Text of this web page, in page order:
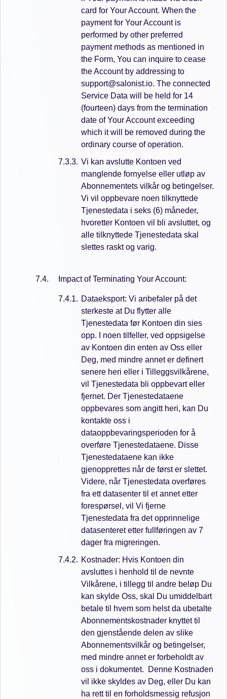
card for Your Account. When the
payment for Your Account is
performed by other preferred
payment methods as mentioned in
the Form, You can inquire to cease
the Account by addressing to
support@salonist.io. The connected
Service Data will be held for 14
(fourteen) days from the termination
date of Your Account exceeding
which it will be removed during the
ordinary course of operation.
Vi kan avslutte Kontoen ved
manglende fornyelse eller utløp av
Abonnementets vilkår og betingelser.
Vi vil oppbevare noen tilknyttede
Tjenestedata i seks (6) måneder,
hvoretter Kontoen vil bli avsluttet, og
alle tilknyttede Tjenestedata skal
slettes raskt og varig.
Impact of Terminating Your Account:
Dataeksport: Vi anbefaler på det
sterkeste at Du flytter alle
Tjenestedata før Kontoen din sies
opp. I noen tilfeller, ved oppsigelse
av Kontoen din enten av Oss eller
Deg, med mindre annet er definert
senere heri eller i Tilleggsvilkårene,
vil Tjenestedata bli oppbevart eller
fjernet. Der Tjenestedataene
oppbevares som angitt heri, kan Du
kontakte oss i
dataoppbevaringsperioden for å
overføre Tjenestedataene. Disse
Tjenestedataene kan ikke
gjenopprettes når de først er slettet.
Videre, når Tjenestedata overføres
fra ett datasenter til et annet etter
forespørsel, vil Vi fjerne
Tjenestedata fra det opprinnelige
datasenteret etter fullføringen av 7
dager fra migreringen.
Kostnader: Hvis Kontoen din
avsluttes i henhold til de nevnte
Vilkårene, i tillegg til andre beløp Du
kan skylde Oss, skal Du umiddelbart
betale til hvem som helst da ubetalte
Abonnementskostnader knyttet til
den gjenstående delen av slike
Abonnementsvilkår og betingelser,
med mindre annet er forbeholdt av
oss i dokumentet. Denne Kostnaden
vil ikke skyldes av Deg, eller Du kan
ha rett til en forholdsmessig refusjon